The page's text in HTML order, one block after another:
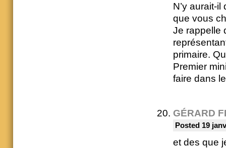
N’y aurait-
que vous
Je rappelle
primaire.
Premier
faire dans
GÉRARD
Posted 19
et des que